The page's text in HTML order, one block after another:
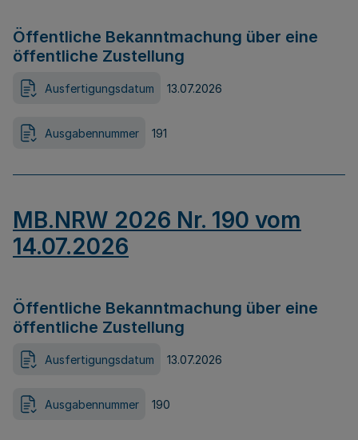
Öffentliche Bekanntmachung über eine
öffentliche Zustellung
Ausfertigungsdatum 13.07.2026
Ausgabennummer 191
MB.NRW 2026 Nr. 190 vom
14.07.2026
Öffentliche Bekanntmachung über eine
öffentliche Zustellung
Ausfertigungsdatum 13.07.2026
Ausgabennummer 190